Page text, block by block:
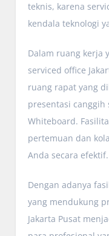
teknis, karena
kendala teknologi
Dalam ruang kerja
serviced office
ruang rapat yang
presentasi
Whiteboard.
pertemuan dan
Anda secara efektif.
Dengan adanya
yang mendukung
Jakarta Pusat